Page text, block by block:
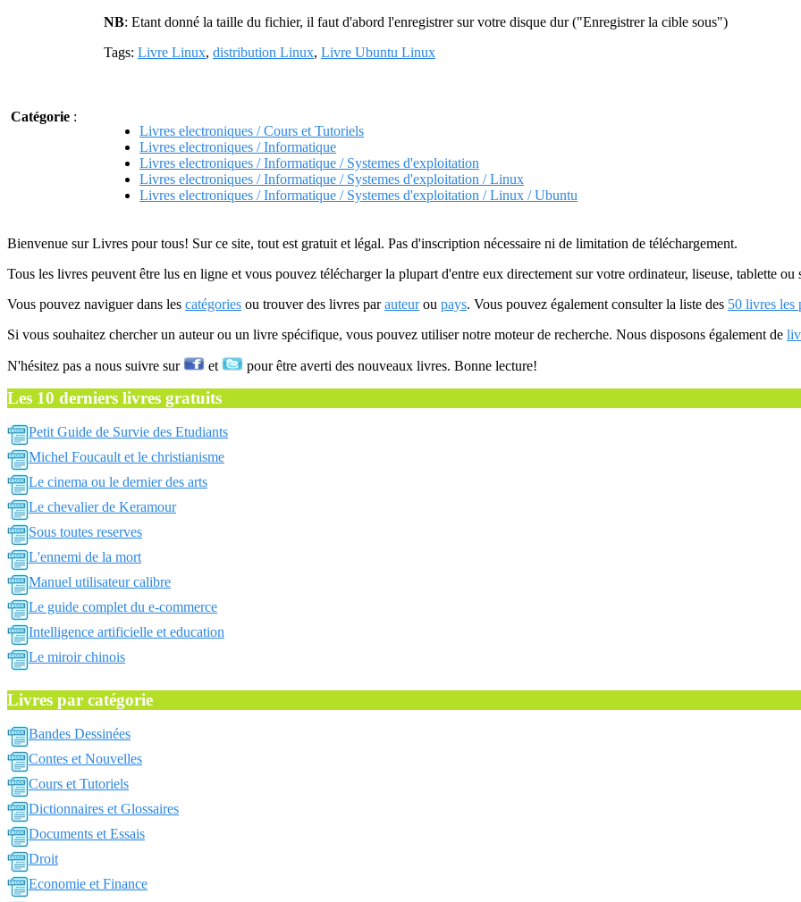
NB: Etant donné la taille du fichier, il faut d'abord l'enregistrer sur votre disque dur ("Enregistrer la cible sous")
Tags: Livre Linux, distribution Linux, Livre Ubuntu Linux
Catégorie :
Livres electroniques / Cours et Tutoriels
Livres electroniques / Informatique
Livres electroniques / Informatique / Systemes d'exploitation
Livres electroniques / Informatique / Systemes d'exploitation / Linux
Livres electroniques / Informatique / Systemes d'exploitation / Linux / Ubuntu
Bienvenue sur Livres pour tous! Sur ce site, tout est gratuit et légal. Pas d'inscription nécessaire ni de limitation de téléchargement.
Tous les livres peuvent être lus en ligne et vous pouvez télécharger la plupart d'entre eux directement sur votre ordinateur, liseuse, tablette ou
Vous pouvez naviguer dans les catégories ou trouver des livres parauteurou pays. Vous pouvez également consulter la liste des 50 livres les
Si vous souhaitez chercher un auteur ou un livre spécifique, vous pouvez utiliser notre moteur de recherche. Nous disposons également de
N'hésitez pas a nous suivre sur et pour être averti des nouveaux livres. Bonne lecture!
Les 10 derniers livres gratuits
Petit Guide de Survie des Etudiants
Michel Foucault et le christianisme
Le cinema ou le dernier des arts
Le chevalier de Keramour
Sous toutes reserves
L'ennemi de la mort
Manuel utilisateur calibre
Le guide complet du e-commerce
Intelligence artificielle et education
Le miroir chinois
Livres par catégorie
Bandes Dessinées
Contes et Nouvelles
Cours et Tutoriels
Dictionnaires et Glossaires
Documents et Essais
Droit
Economie et Finance